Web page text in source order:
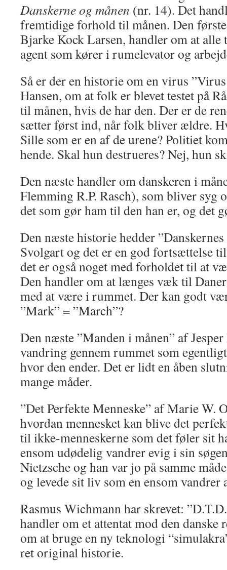
Danskerne og månen (nr. 14). Det
fremtidige forhold til månen. Den
Bjarke Kock Larsen, handler om at alle
agent som kører i rumelevator og
Så er der en historie om en virus
Hansen, om at folk er blevet testet på
til månen, hvis de har den. Der er de
sætter først ind, når folk bliver ældre.
Sille som er en af de urene? Politiet
hende. Skal hun destrueres? Nej, hun
Den næste handler om danskeren i
Flemming R.P. Rasch), som bliver syg
det som gør ham til den han er, og det
Den næste historie hedder
Svolgart og det er en god fortsættelse
det er også noget med forholdet til at
Den handler om at længes væk til
med at være i rummet. Der kan godt
”Mark” = ”March”?
Den næste ”Manden i månen” af Jesper
vandring gennem rummet som
hvor den ender. Det er lidt en åben
mange måder.
”Det Perfekte Menneske” af Marie W.
hvordan mennesket kan blive det
til ikke-menneskerne som det føler sit
ensom udødelig vandrer evig i sin
Nietzsche og han var jo på samme
og levede sit liv som en ensom vandrer
Rasmus Wichmann har skrevet:
handler om et attentat mod den danske
om at bruge en ny teknologi
ret original historie.